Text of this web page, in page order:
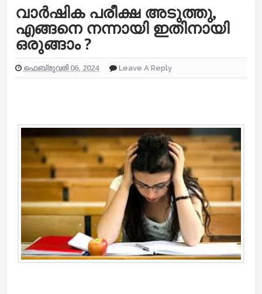
വാർഷിക പരീക്ഷ അടുത്തു,
എങ്ങനെ നന്നായി ഇതിനായി
ഒരുങ്ങാം ?
ഫെബ്രുവരി 06, 2024 Leave A Reply